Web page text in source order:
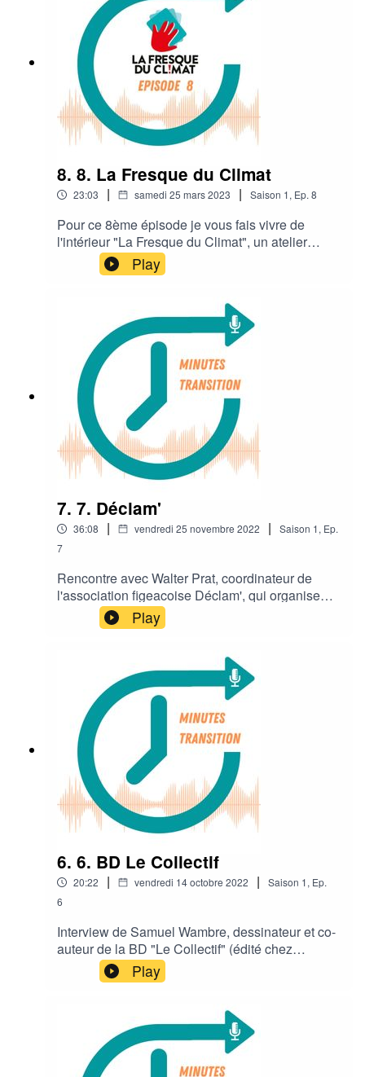
associatif. Bonne écoute !
8. 8. La Fresque du Climat
23:03 | samedi 25 mars 2023 | Saison 1, Ep. 8
Pour ce 8ème épisode je vous fais vivre de
l'intérieur "La Fresque du Climat", un atelier
participatif sur le changement climatique, animé
par Marion Hauvette, que j'ai pu interviewer par
partout en France et tout au long de l'année.
Toutes les infos sur fresqueduclimat.org
Play
7. 7. Déclam'
36:08 | vendredi 25 novembre 2022 | Saison 1, Ep.
7
Rencontre avec Walter Prat, coordinateur de
l'association figeacoise Déclam', qui organise
entre autres des chantiers bénévoles autour du
"petit" patrimoine rural, avec l'implication
Play
6. 6. BD Le Collectif
20:22 | vendredi 14 octobre 2022 | Saison 1, Ep.
6
Interview de Samuel Wambre, dessinateur et co-
auteur de la BD "Le Collectif" (édité chez
Dupuis), en direct du festival "La BD prend l'air"
de Cajarc.
Play